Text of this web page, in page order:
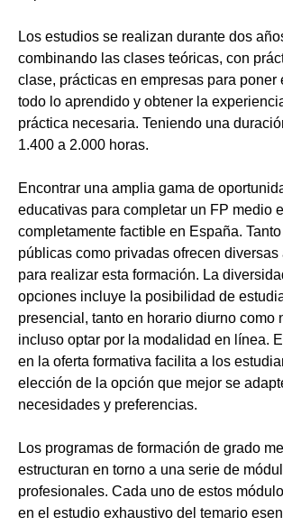
Los estudios se realizan durante dos
combinando las clases teóricas, con
clase, prácticas en empresas para poner
todo lo aprendido y obtener la
práctica necesaria. Teniendo una
1.400 a 2.000 horas.
Encontrar una amplia gama de
educativas para completar un FP medio
completamente factible en España.
públicas como privadas ofrecen diversas
para realizar esta formación. La
opciones incluye la posibilidad de
presencial, tanto en horario diurno como
incluso optar por la modalidad en línea.
en la oferta formativa facilita a los
elección de la opción que mejor se
necesidades y preferencias.
Los programas de formación de grado
estructuran en torno a una serie de
profesionales. Cada uno de estos
en el estudio exhaustivo del temario